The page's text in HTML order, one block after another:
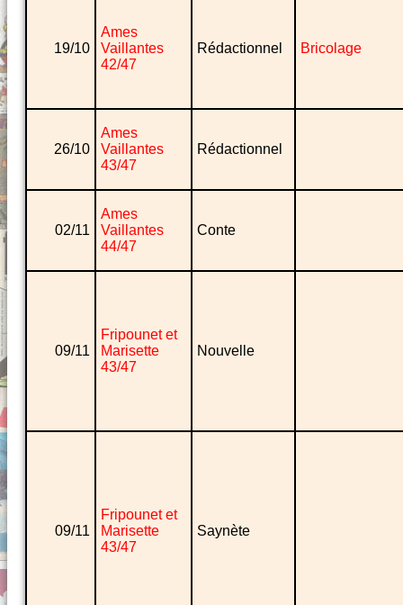
19/10
Ames
Vaillantes
42/47
Rédactionnel Bricolage
26/10
Ames
Vaillantes
43/47
Rédactionnel
02/11
Ames
Vaillantes
44/47
Conte
09/11
Fripounet et
Marisette
43/47
Nouvelle
09/11
Fripounet et
Marisette
43/47
Saynète